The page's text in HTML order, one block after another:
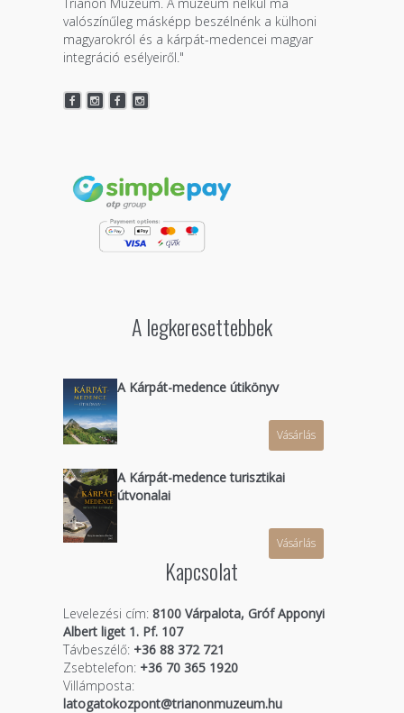
valószínűleg másképp beszélnénk a külhoni
magyarokról és a kárpát-medencei magyar
integráció esélyeiről."
A legkeresettebbek
A Kárpát-medence útikönyv
Vásárlás
A Kárpát-medence turisztikai
útvonalai
Vásárlás
Kapcsolat
Levelezési cím: 8100 Várpalota, Gróf Apponyi
Albert liget 1. Pf. 107
Távbeszélő:+36 88 372 721
Zsebtelefon:+36 70 365 1920
Villámposta:
latogatokozpont@trianonmuzeum.hu